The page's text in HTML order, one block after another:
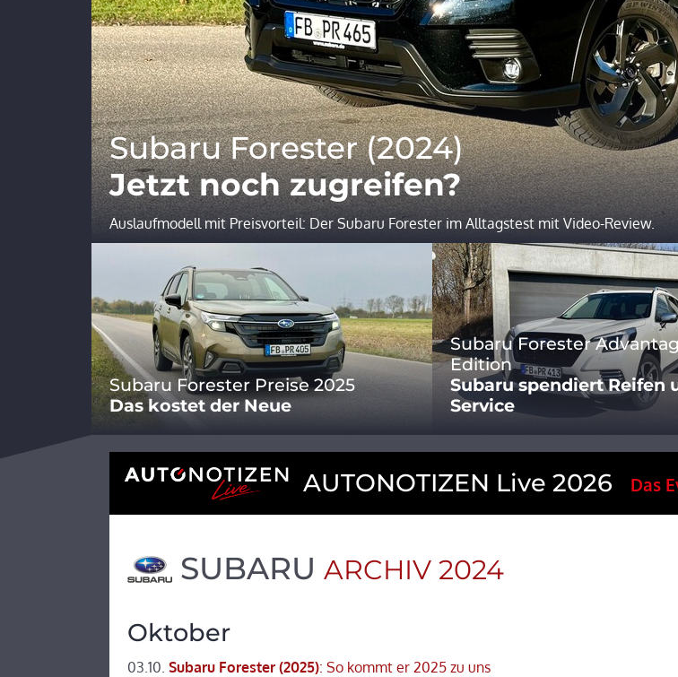
Subaru Forester (2024)
Jetzt noch zugreifen?
Auslaufmodell mit Preisvorteil: Der Subaru Forester im Alltagstest mit Video-Review.
Subaru Forester Preise 2025
Das kostet der Neue
Subaru Forester
Edition
Subaru spendiert Reifen
Service
AUTONOTIZEN Live 2026 Das
SUBARU ARCHIV 2024
Oktober
03.10. Subaru Forester (2025): So kommt er 2025 zu uns